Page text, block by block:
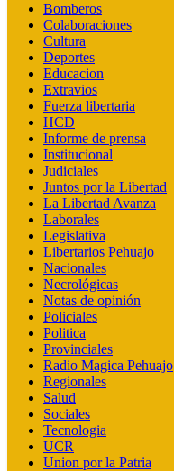
Bomberos
Colaboraciones
Cultura
Deportes
Educacion
Extravios
Fuerza libertaria
HCD
Informe de prensa
Institucional
Judiciales
Juntos por la Libertad
La Libertad Avanza
Laborales
Legislativa
Libertarios Pehuajo
Nacionales
Necrológicas
Notas de opinión
Policiales
Politica
Provinciales
Radio Magica Pehuajo
Regionales
Salud
Sociales
Tecnologia
UCR
Union por la Patria